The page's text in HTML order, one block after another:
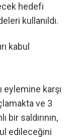
hedefi
kullanıldı.
kabul
eylemine karşı
ve 3
saldırının,
edileceğini